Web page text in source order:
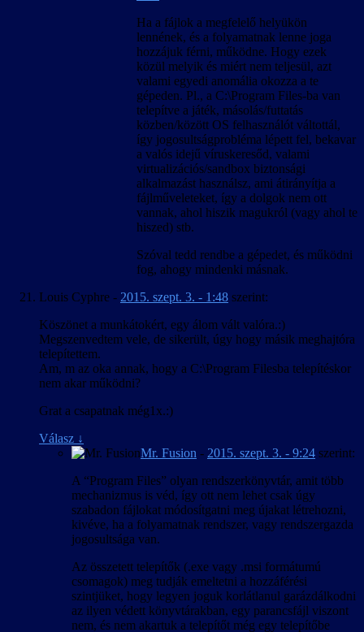
Ha a fájlok a megfelelő helyükön
lennének, és a folyamatnak lenne joga
hozzájuk férni, működne. Hogy ezek
közül melyik és miért nem teljesül, azt
valami egyedi anomália okozza a te
gépeden. Pl., a C:\Program Files-ba van
telepítve a játék, másolás/futtatás
közben/között OS felhasználót váltottál,
így jogosultságprobléma lépett fel, bekavar
a valós idejű víruskeresőd, valami
virtualizációs/sandbox biztonsági
alkalmazást használsz, ami átirányítja a
fájlműveleteket, így a dolgok nem ott
vannak, ahol hiszik magukról (vagy ahol te
hiszed) stb.
Szóval tedd rendbe a gépedet, és működni
fog, ahogy mindenki másnak.
Louis Cyphre - 2015. szept. 3. - 1:48 szerint:
Köszönet a munkátokért, egy álom vált valóra.:)
Megszenvedtem vele, de sikerült, úgy hogy másik meghajtóra
telepítettem.
Am, m az oka annak, hogy a C:\Program Filesba telepítéskor
nem akar működni?
Grat a csapatnak még1x.:)
Válasz ↓
Mr. Fusion - 2015. szept. 3. - 9:24 szerint:
A “Program Files” olyan rendszerkönyvtár, amit több
mechanizmus is véd, így ott nem lehet csak úgy
szabadon fájlokat módosítgatni meg újakat létrehozni,
kivéve, ha a folyamatnak rendszer, vagy rendszergazda
jogosultsága van.
Az összetett telepítők (.exe vagy .msi formátumú
csomagok) meg tudják emeltetni a hozzáférési
szintjüket, hogy legyen joguk korlátlanul garázdálkodni
az ilyen védett könyvtárakban, egy parancsfájl viszont
nem, és nem akartuk a telepítőt még egy telepítőbe